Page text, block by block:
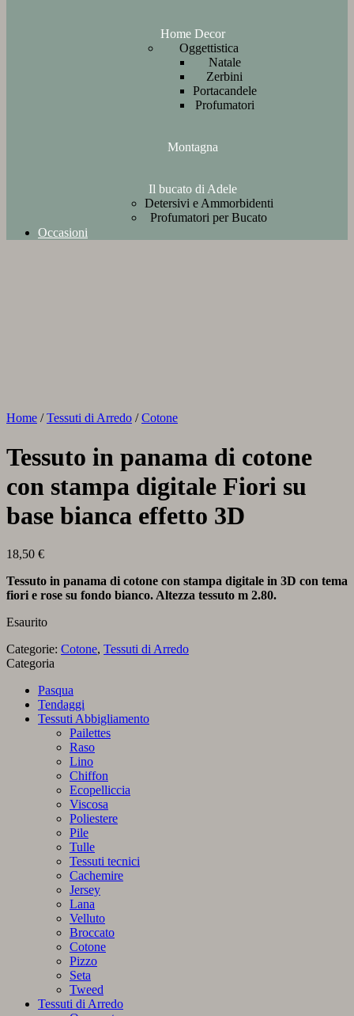
Home Decor
Oggettistica
Natale
Zerbini
Portacandele
Profumatori
Montagna
Il bucato di Adele
Detersivi e Ammorbidenti
Profumatori per Bucato
Occasioni
Home / Tessuti di Arredo / Cotone
Tessuto in panama di cotone
con stampa digitale Fiori su
base bianca effetto 3D
18,50 €
Tessuto in panama di cotone con stampa digitale in 3D con tema
fiori e rose su fondo bianco. Altezza tessuto m 2.80.
Esaurito
Categorie: Cotone, Tessuti di Arredo
Categoria
Pasqua
Tendaggi
Tessuti Abbigliamento
Pailettes
Raso
Lino
Chiffon
Ecopelliccia
Viscosa
Poliestere
Pile
Tulle
Tessuti tecnici
Cachemire
Jersey
Lana
Velluto
Broccato
Cotone
Pizzo
Seta
Tweed
Tessuti di Arredo